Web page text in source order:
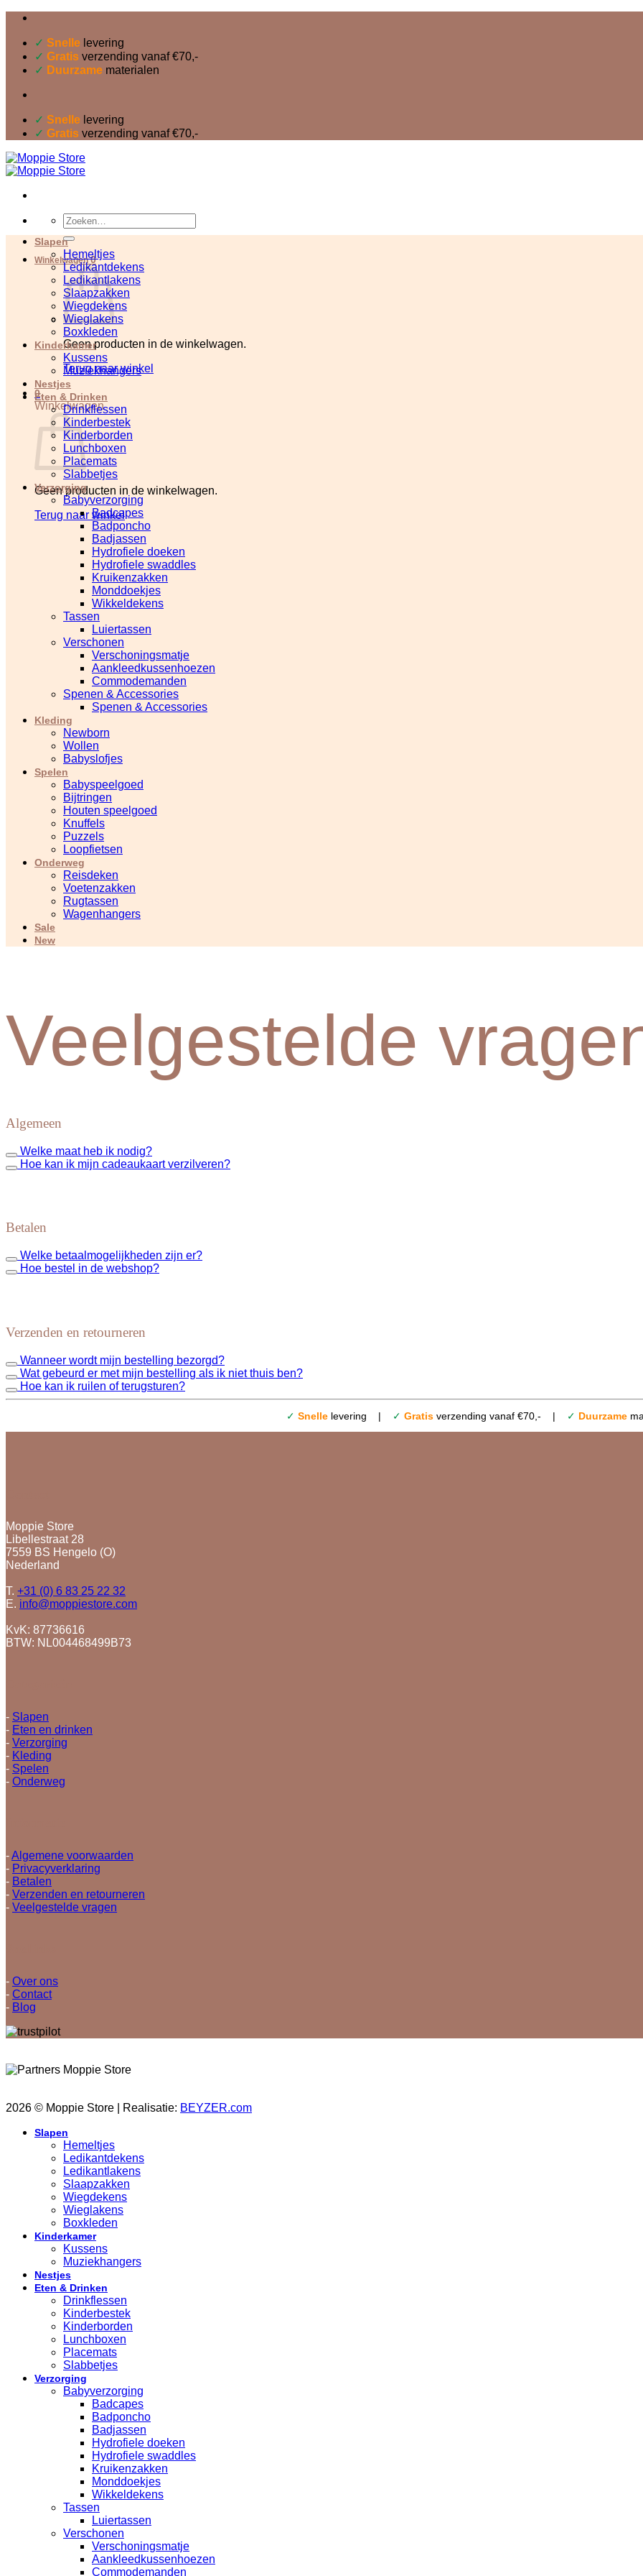
inhoud✓ Snelle levering
✓ Gratis verzending vanaf €70,-
✓ Duurzame materialen
✓ Snelle levering
✓ Gratis verzending vanaf €70,-
Zoeken
naar:
Winkelwagen0
Geen producten in de winkelwagen.
Terug naar winkel
0
Winkelwagen
Geen producten in de winkelwagen.
Terug naar winkel
Slapen
Hemeltjes
Ledikantdekens
Ledikantlakens
Slaapzakken
Wiegdekens
Wieglakens
Boxkleden
Kinderkamer
Kussens
Muziekhangers
Nestjes
Eten & Drinken
Drinkflessen
Kinderbestek
Kinderborden
Lunchboxen
Placemats
Slabbetjes
Verzorging
Babyverzorging
Badcapes
Badponcho
Badjassen
Hydrofiele doeken
Hydrofiele swaddles
Kruikenzakken
Monddoekjes
Wikkeldekens
Tassen
Luiertassen
Verschonen
Verschoningsmatje
Aankleedkussenhoezen
Commodemanden
Spenen & Accessories
Spenen & Accessories
Kleding
Newborn
Wollen
Babyslofjes
Spelen
Babyspeelgoed
Bijtringen
Houten speelgoed
Knuffels
Puzzels
Loopfietsen
Onderweg
Reisdeken
Voetenzakken
Rugtassen
Wagenhangers
Sale
New
Veelgestelde
Algemeen
Welke maat heb ik nodig?
Hoe kan ik mijn cadeaukaart verzilveren?
Betalen
Welke betaalmogelijkheden zijn er?
Hoe bestel in de webshop?
Verzenden en retourneren
Wanneer wordt mijn bestelling bezorgd?
Wat gebeurd er met mijn bestelling als ik niet thuis ben?
Hoe kan ik ruilen of terugsturen?
✓ Snelle levering | ✓ Gratis verzending vanaf €70,- | ✓ Duurzame
Moppie Store
Libellestraat 28
7559 BS Hengelo (O)
Nederland
T. +31 (0) 6 83 25 22 32
E. info@moppiestore.com
KvK: 87736616
BTW: NL004468499B73
- Slapen
- Eten en drinken
- Verzorging
- Kleding
- Spelen
- Onderweg
-Algemene voorwaarden
- Privacyverklaring
- Betalen
- Verzenden en retourneren
- Veelgestelde vragen
- Over ons
- Contact
- Blog
2026 © Moppie Store | Realisatie: BEYZER.com
Slapen
Hemeltjes
Ledikantdekens
Ledikantlakens
Slaapzakken
Wiegdekens
Wieglakens
Boxkleden
Kinderkamer
Kussens
Muziekhangers
Nestjes
Eten & Drinken
Drinkflessen
Kinderbestek
Kinderborden
Lunchboxen
Placemats
Slabbetjes
Verzorging
Babyverzorging
Badcapes
Badponcho
Badjassen
Hydrofiele doeken
Hydrofiele swaddles
Kruikenzakken
Monddoekjes
Wikkeldekens
Tassen
Luiertassen
Verschonen
Verschoningsmatje
Aankleedkussenhoezen
Commodemanden